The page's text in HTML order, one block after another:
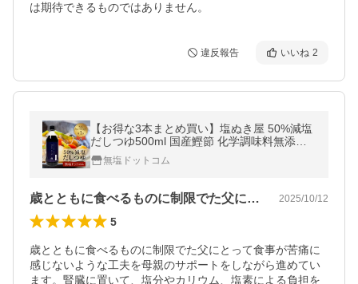
は期待できるものではありません。
違反報告 いいね 2
【お得な3本まとめ買い】塩ぬき屋 50%減塩
だしつゆ500ml 国産鰹節 化学調味料無添加
3本セット (リン50%カット・カリウム70%
カット) プレゼント
無塩ドットコム
歳とともに食べるものに制限でた父にとっ… 2025/10/12
5
歳とともに食べるものに制限でた父にとって食事が苦痛に
感じないような工夫を母親のサポートをしながら進めてい
ます。腎臓に置いて、塩分やカリウム、塩素による負担を